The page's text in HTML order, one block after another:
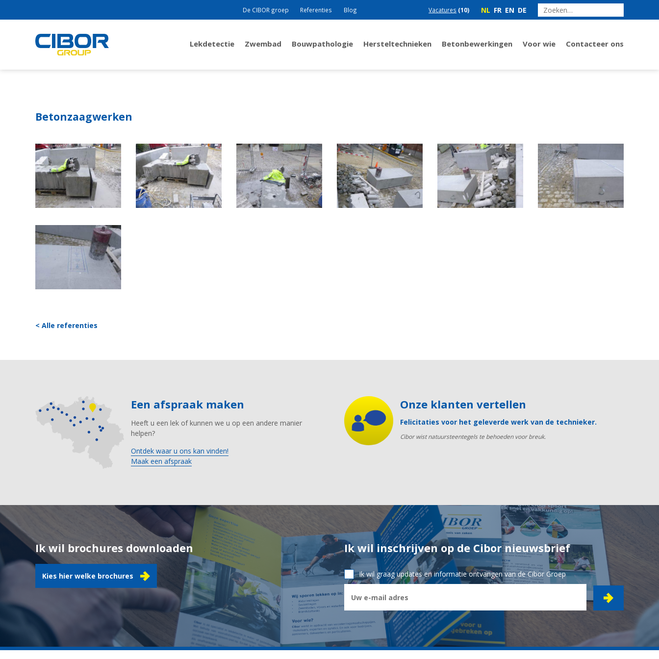
De CIBOR groep Referenties Blog Vacatures (10) NL FR EN DE
Lekdetectie Zwembad Bouwpathologie Hersteltechnieken Betonbewerkingen Voor wie Contacteer ons
Betonzaagwerken
< Alle referenties
Een afspraak maken
Heeft u een lek of kunnen we u op een andere manier
helpen?
Ontdek waar u ons kan vinden!
Maak een afspraak
Onze klanten vertellen
Felicitaties voor het geleverde werk van de technieker.
Cibor wist natuursteentegels te behoeden voor breuk.
Ik wil brochures downloaden
Kies hier welke brochures
Ik wil inschrijven op de Cibor nieuwsbrief
Ik wil graag updates en informatie ontvangen van de Cibor Groep